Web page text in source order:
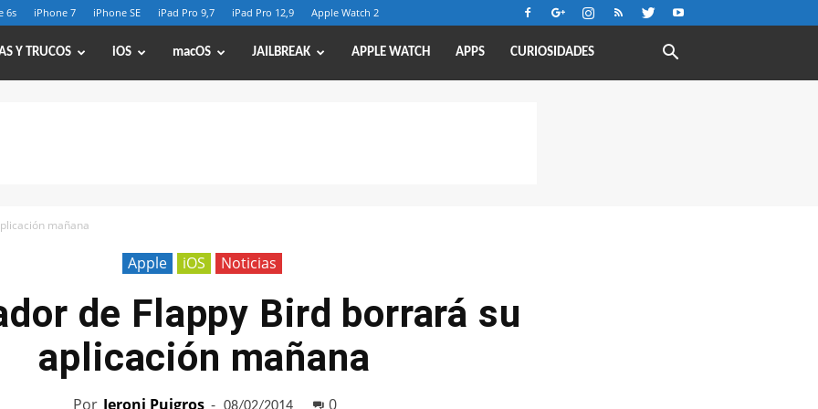
6s iPhone 7 iPhone SE iPad Pro 9,7 iPad Pro 12,9 Apple Watch 2
Y TRUCOS iOS macOS JAILBREAK APPLE WATCH APPS CURIOSIDADES
mañana
Apple iOS Noticias
de Flappy Bird borrará su
aplicación mañana
Por Jeroni Puigros - 0